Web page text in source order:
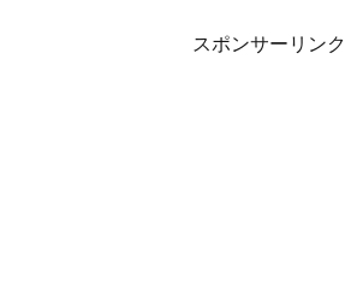
スポンサーリンク